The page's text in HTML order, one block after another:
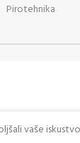
Pirotehnika
vaše